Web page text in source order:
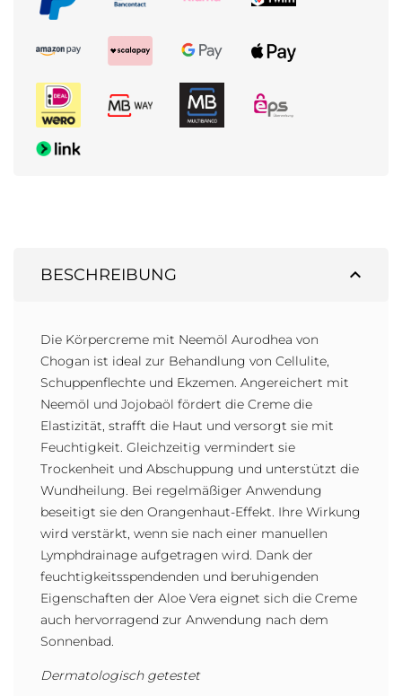
expand_less
BESCHREIBUNG
Die Körpercreme mit Neemöl Aurodhea von
Chogan ist ideal zur Behandlung von Cellulite,
Schuppenflechte und Ekzemen. Angereichert mit
Neemöl und Jojobaöl fördert die Creme die
Elastizität, strafft die Haut und versorgt sie mit
Feuchtigkeit. Gleichzeitig vermindert sie
Trockenheit und Abschuppung und unterstützt die
Wundheilung. Bei regelmäßiger Anwendung
beseitigt sie den Orangenhaut-Effekt. Ihre Wirkung
wird verstärkt, wenn sie nach einer manuellen
Lymphdrainage aufgetragen wird. Dank der
feuchtigkeitsspendenden und beruhigenden
Eigenschaften der Aloe Vera eignet sich die Creme
auch hervorragend zur Anwendung nach dem
Sonnenbad.
Dermatologisch getestet